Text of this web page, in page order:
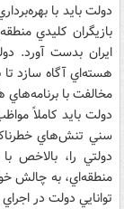
دولت بايد با
بازيگران کليدي
ايران بدست آورد.
هسته‌اي آگاه سازد
مخالفت با
دولت بايد کاملاً
سني تنش‌هاي خطرناک
دولتي را، بالاخص
منطقه‌اي، به چالش
توانايي دولت در